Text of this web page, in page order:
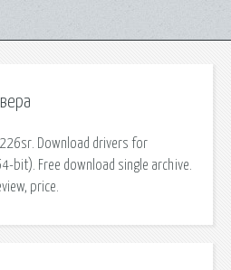
Download drivers for
bit). Free download single archive.
price.